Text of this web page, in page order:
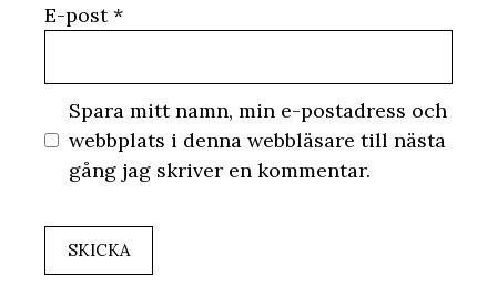
E-post*
Spara mitt namn, min e-postadress och
webbplats i denna webbläsare till nästa
gång jag skriver en kommentar.